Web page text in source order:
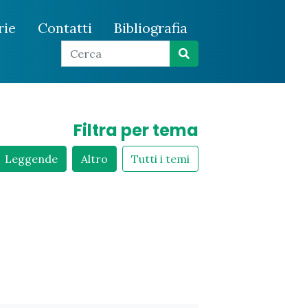
Contatti Bibliografia
Filtra per tema
Leggende Altro Tutti i temi